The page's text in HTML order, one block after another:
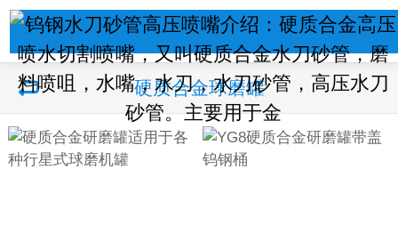
硬质合金球磨罐